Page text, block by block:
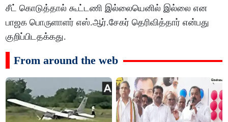
சீட் கொடுத்தால் கூட்டணி இல்லையெனில் இல்லை என
பாஜக பொருளாளர் எஸ்.ஆர்.சேகர் தெரிவித்தார் என்பது
குறிப்பிடதக்கது.
From around the web